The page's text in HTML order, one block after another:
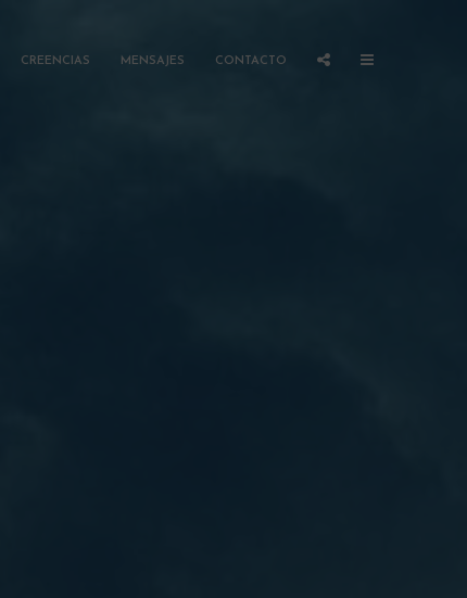
CREENCIAS MENSAJES CONTACTO